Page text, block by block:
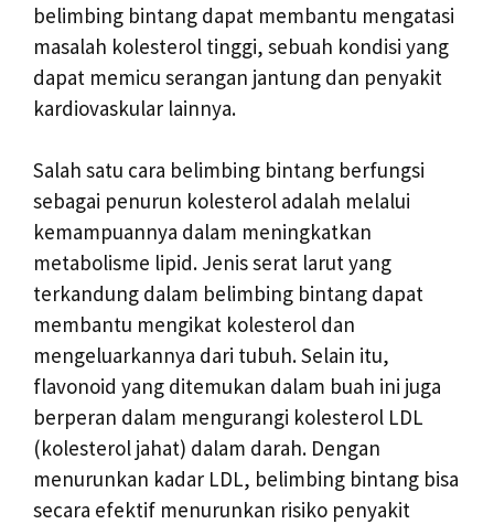
belimbing bintang dapat membantu mengatasi
masalah kolesterol tinggi, sebuah kondisi yang
dapat memicu serangan jantung dan penyakit
kardiovaskular lainnya.
Salah satu cara belimbing bintang berfungsi
sebagai penurun kolesterol adalah melalui
kemampuannya dalam meningkatkan
metabolisme lipid. Jenis serat larut yang
terkandung dalam belimbing bintang dapat
membantu mengikat kolesterol dan
mengeluarkannya dari tubuh. Selain itu,
flavonoid yang ditemukan dalam buah ini juga
berperan dalam mengurangi kolesterol LDL
(kolesterol jahat) dalam darah. Dengan
menurunkan kadar LDL, belimbing bintang bisa
secara efektif menurunkan risiko penyakit